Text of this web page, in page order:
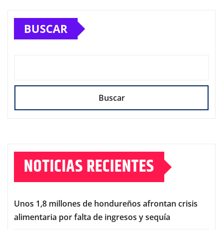
BUSCAR
Buscar
NOTICIAS RECIENTES
Unos 1,8 millones de hondureños afrontan crisis
alimentaria por falta de ingresos y sequía